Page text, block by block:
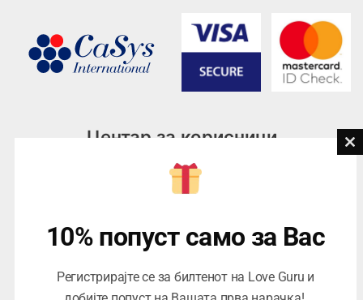
Центар за корисници
076945497; 076945498
contact@loveguru.mk
Саб – Нед: 10-18
10% попуст само за Вас
Регистрирајте се за билтенот на Love Guru и